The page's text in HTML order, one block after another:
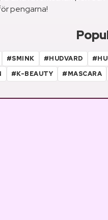
pengarna!
#SMINK #HUDVARD
#K-BEAUTY #MASCARA